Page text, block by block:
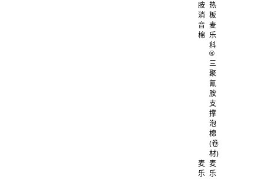
胺
消
音
棉
热
板
麦
乐
科
®
三
聚
氰
胺
支
撑
泡
棉
(卷
材)
麦
乐
麦
乐